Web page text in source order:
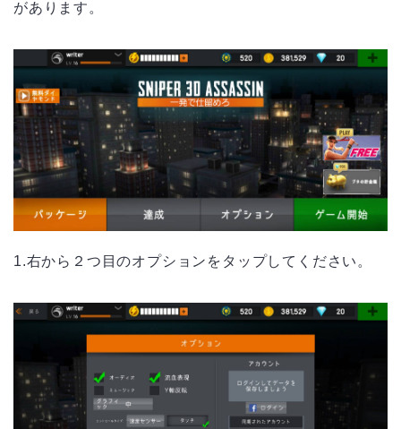
があります。
1.右から２つ目のオプションをタップしてください。